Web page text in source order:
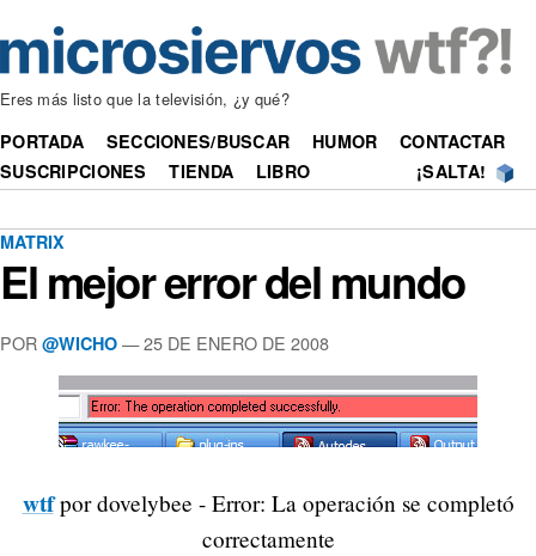
Eres más listo que la televisión, ¿y qué?
PORTADA SECCIONES/BUSCAR HUMOR
CONTACTAR
SUSCRIPCIONES
TIENDA LIBRO ¡SALTA!
MATRIX
El mejor error del mundo
POR @WICHO —25 DE ENERO DE 2008
wtfpor dovelybee - Error: La operación se completó
correctamente